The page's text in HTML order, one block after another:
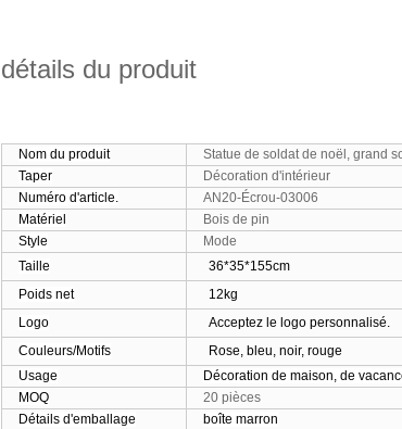
détails du produit
Nom du produit
Statue de soldat de noël, grand
Taper
Décoration d'intérieur
Numéro d'article.
AN20-Écrou-03006
Matériel
Bois de pin
Style
Mode
Taille
36*35*155cm
Poids net
12kg
Logo
Acceptez le logo personnalisé.
Couleurs/Motifs
Rose, bleu, noir, rouge
Usage
Décoration de maison, de
MOQ
20 pièces
Détails d'emballage
boîte marron